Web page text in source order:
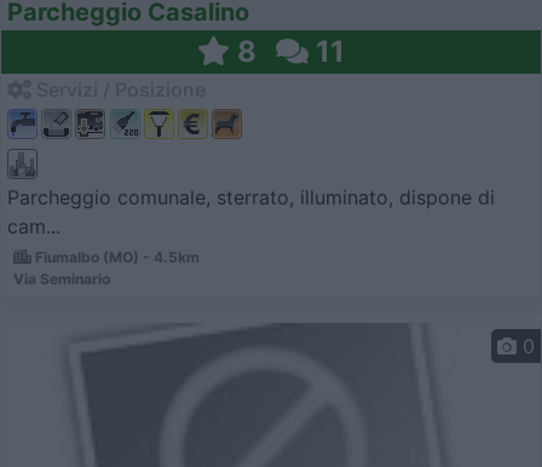
Parcheggio Casalino
8 11
Parcheggio comunale, sterrato, illuminato, dispone di
cam...
Fiumalbo (MO) - 4.5km
Via Seminario
0